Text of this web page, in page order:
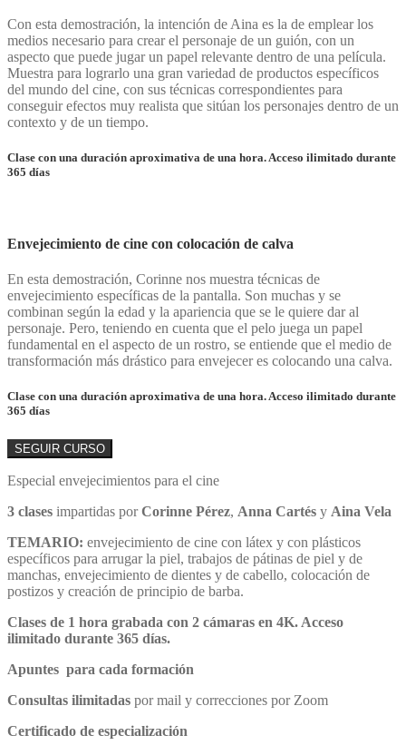
Con esta demostración, la intención de Aina es la de emplear los
medios necesario para crear el personaje de un guión, con un
aspecto que puede jugar un papel relevante dentro de una película.
Muestra para lograrlo una gran variedad de productos específicos
del mundo del cine, con sus técnicas correspondientes para
conseguir efectos muy realista que sitúan los personajes dentro de un
contexto y de un tiempo.
Clase con una duración aproximativa de una hora. Acceso ilimitado durante
365 días
Envejecimiento de cine con colocación de calva
En esta demostración, Corinne nos muestra técnicas de
envejecimiento específicas de la pantalla. Son muchas y se
combinan según la edad y la apariencia que se le quiere dar al
personaje. Pero, teniendo en cuenta que el pelo juega un papel
fundamental en el aspecto de un rostro, se entiende que el medio de
transformación más drástico para envejecer es colocando una calva.
Clase con una duración aproximativa de una hora. Acceso ilimitado durante
365 días
SEGUIR CURSO
Especial envejecimientos para el cine
3 clases impartidas porCorinne Pérez, Anna Cartés y Aina Vela
TEMARIO: envejecimiento de cine con látex y con plásticos
específicos para arrugar la piel, trabajos de pátinas de piel y de
manchas, envejecimiento de dientes y de cabello, colocación de
postizos y creación de principio de barba.
Clases de 1 hora grabada con 2 cámaras en 4K. Acceso
ilimitado durante 365 días.
Apuntes para cada formación
Consultas ilimitadas por mail y correcciones por Zoom
Certificado de especialización